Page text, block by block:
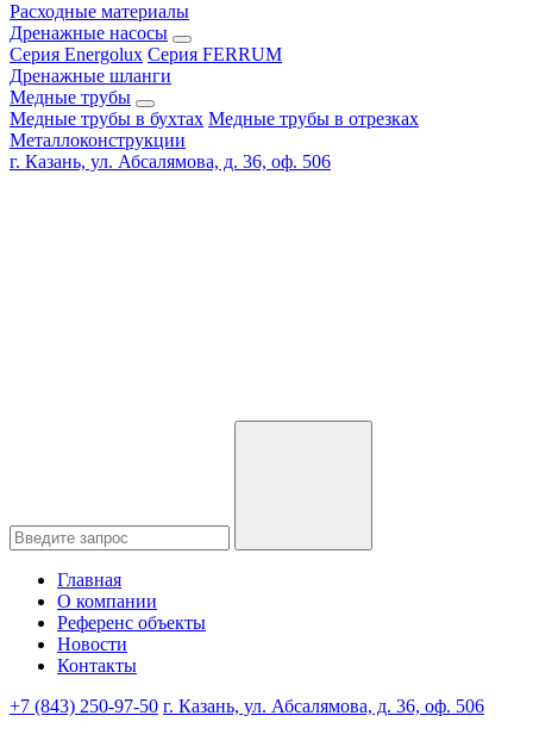
Расходные материалы
Дренажные насосы
Серия Energolux Серия FERRUM
Дренажные шланги
Медные трубы
Медные трубы в бухтах Медные трубы в отрезках
Металлоконструкции
г. Казань, ул. Абсалямова, д. 36, оф. 506
Главная
О компании
Референс объекты
Новости
Контакты
+7 (843) 250-97-50 г. Казань, ул. Абсалямова, д. 36, оф. 506